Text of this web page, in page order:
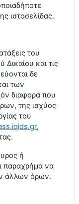
ιστοσελίδας.
του
και τις
δε
των
διαφορά που
της ισχύος
του
.iqids.gr,
ή
παραχρήμα να
άλλων όρων.